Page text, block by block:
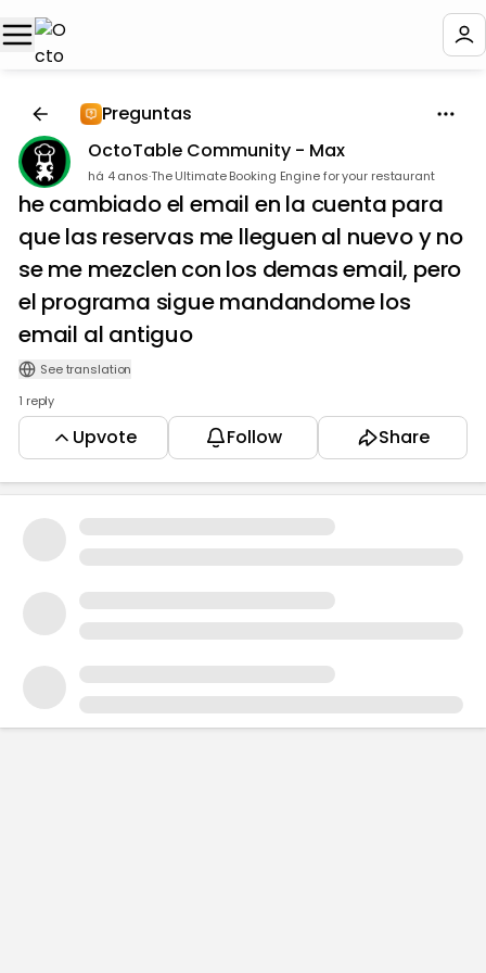
Preguntas 🇪🇸
OctoTable Community - Max
há 4 anos·The Ultimate Booking Engine for your restaurant
he cambiado el email en la cuenta para
que las reservas me lleguen al nuevo y no
se me mezclen con los demas email, pero
el programa sigue mandandome los
email al antiguo
See translation
1 reply
Upvote Follow Share